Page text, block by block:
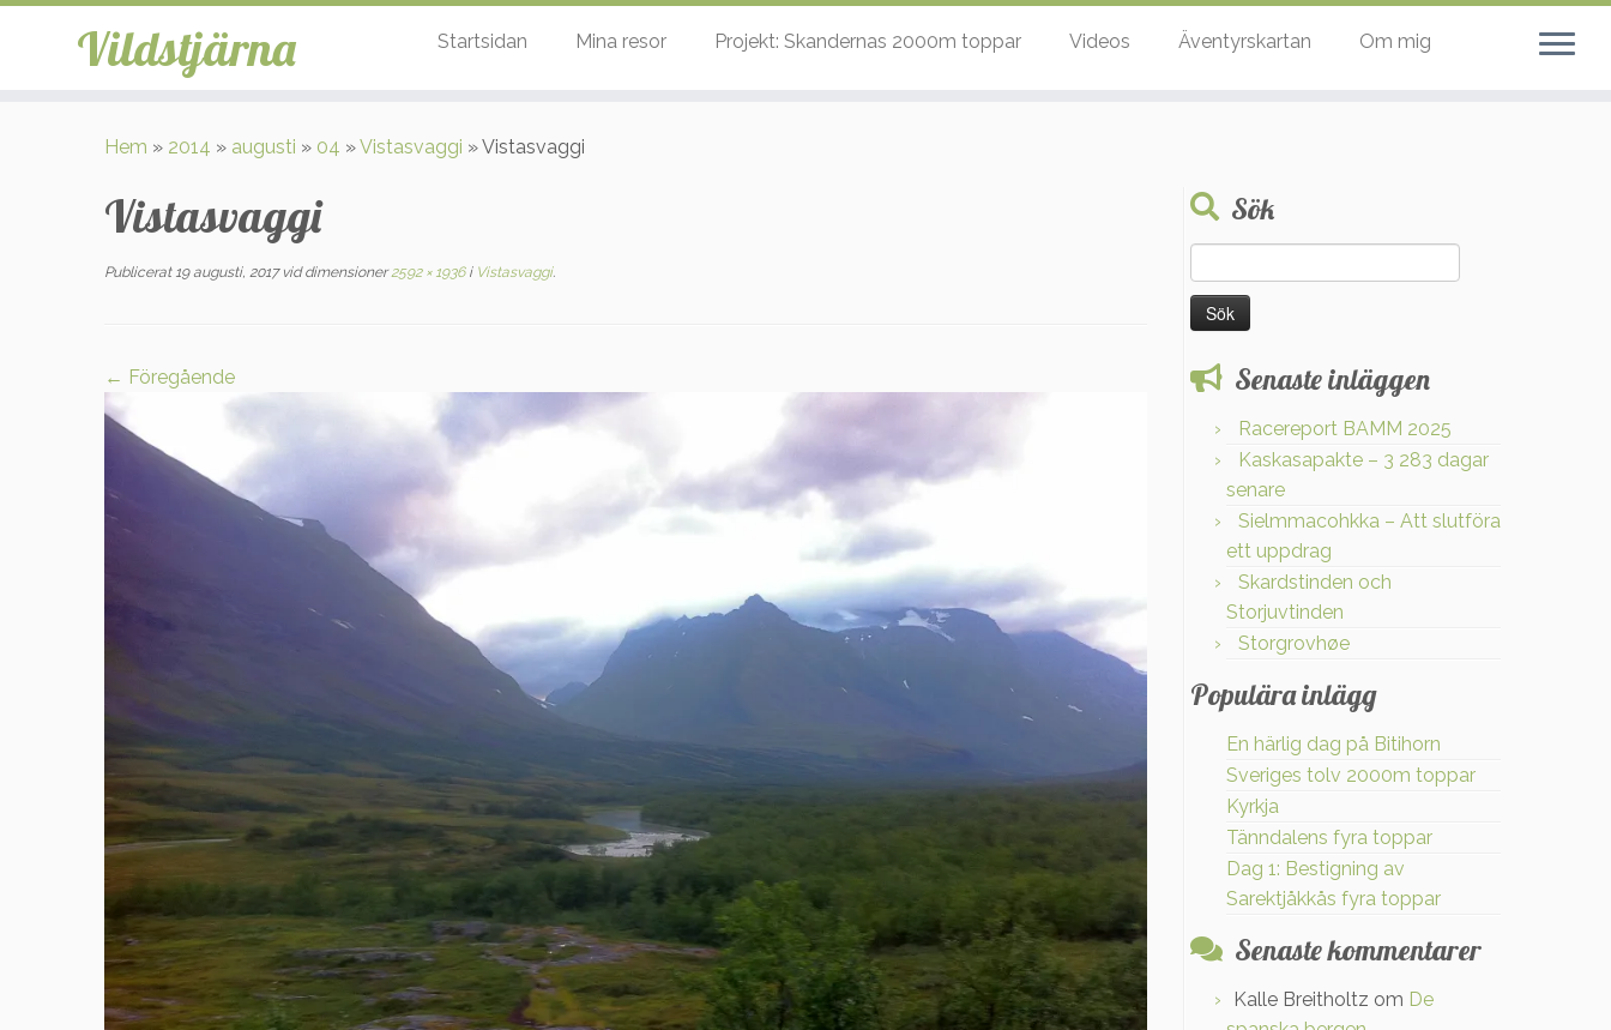
Vildstjärna Startsidan Mina resor Projekt: Skandernas 2000m toppar Videos Äventyrskartan Om mig
Hem » 2014 » augusti » 04 »Vistasvaggi »Vistasvaggi
Vistasvaggi
Publicerat 19 augusti, 2017vid dimensioner2592 × 1936iVistasvaggi.
← Föregående
Sök
efter:
Senaste inläggen
Racereport BAMM 2025
Kaskasapakte – 3 283 dagar
senare
Sielmmacohkka – Att slutföra
ett uppdrag
Skardstinden och
Storjuvtinden
Storgrovhøe
Populära inlägg
En härlig dag på Bitihorn
Sveriges tolv 2000m toppar
Kyrkja
Tänndalens fyra toppar
Dag 1: Bestigning av
Sarektjåkkås fyra toppar
Senaste kommentarer
Kalle Breitholtz om De